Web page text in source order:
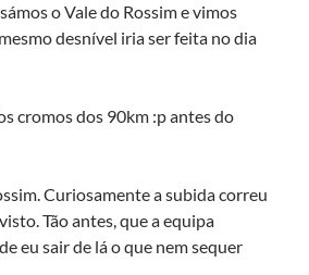
o Vale do Rossim e vimos
desnível iria ser feita no dia
cromos dos 90km :p antes do
Curiosamente a subida correu
Tão antes, que a equipa
eu sair de lá o que nem sequer